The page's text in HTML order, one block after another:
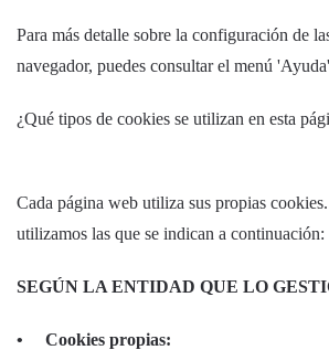
Para más detalle sobre la configuración de
navegador, puedes consultar el menú
¿Qué tipos de cookies se utilizan en esta
Cada página web utiliza sus propias
utilizamos las que se indican a continuación:
SEGÚN LA ENTIDAD QUE LO
• Cookies propias: